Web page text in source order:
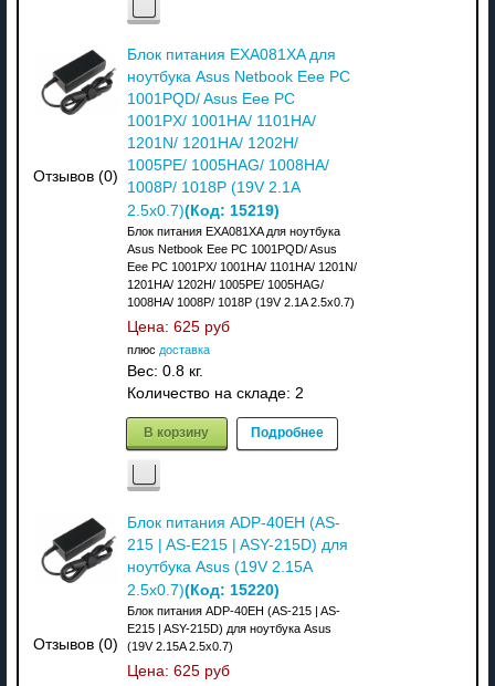
Отзывов (0)
Блок питания EXA081XA для
ноутбука Asus Netbook Eee PC
1001PQD/ Asus Eee PC
1001PX/ 1001HA/ 1101HA/
1201N/ 1201HA/ 1202H/
1005PE/ 1005HAG/ 1008HA/
1008P/ 1018P (19V 2.1A
2.5x0.7)(Код: 15219)
Блок питания EXA081XA для ноутбука
Asus Netbook Eee PC 1001PQD/ Asus
Eee PC 1001PX/ 1001HA/ 1101HA/ 1201N/
1201HA/ 1202H/ 1005PE/ 1005HAG/
1008HA/ 1008P/ 1018P (19V 2.1A 2.5x0.7)
Цена: 625 руб
плюс доставка
Вес: 0.8 кг.
Количество на складе: 2
В корзину Подробнее
Отзывов (0)
Блок питания ADP-40EH (AS-
215 | AS-E215 | ASY-215D) для
ноутбука Asus (19V 2.15A
2.5x0.7)(Код: 15220)
Блок питания ADP-40EH (AS-215 | AS-
E215 | ASY-215D) для ноутбука Asus
(19V 2.15A 2.5x0.7)
Цена: 625 руб